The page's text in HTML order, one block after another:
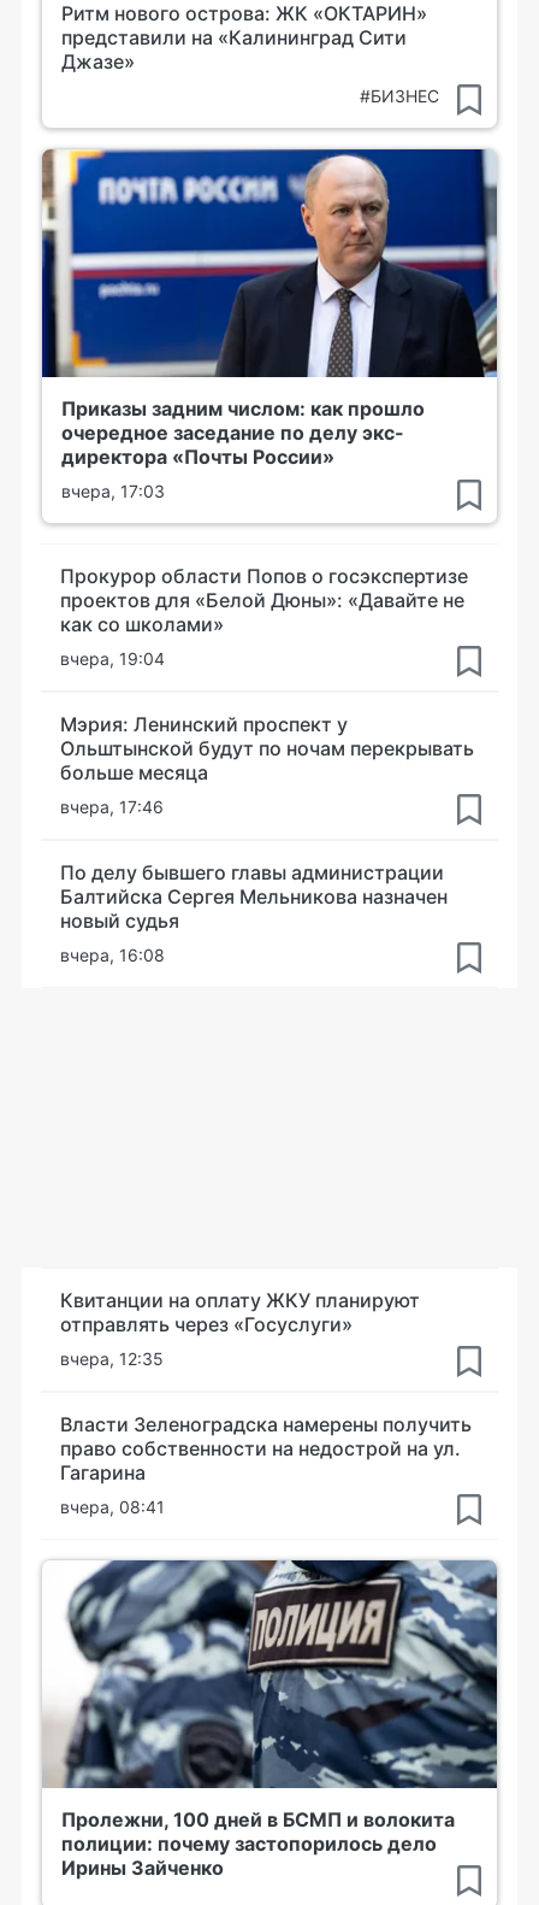
Ритм нового острова: ЖК «ОКТАРИН»
представили на «Калининград Сити
Джазе»
#БИЗНЕС
Приказы задним числом: как прошло
очередное заседание по делу экс-
директора «Почты России»
вчера, 17:03
Прокурор области Попов о госэкспертизе
проектов для «Белой Дюны»: «Давайте не
как со школами»
вчера, 19:04
Мэрия: Ленинский проспект у
Ольштынской будут по ночам перекрывать
больше месяца
вчера, 17:46
По делу бывшего главы администрации
Балтийска Сергея Мельникова назначен
новый судья
вчера, 16:08
Квитанции на оплату ЖКУ планируют
отправлять через «Госуслуги»
вчера, 12:35
Власти Зеленоградска намерены получить
право собственности на недострой на ул.
Гагарина
вчера, 08:41
Пролежни, 100 дней в БСМП и волокита
полиции: почему застопорилось дело
Ирины Зайченко